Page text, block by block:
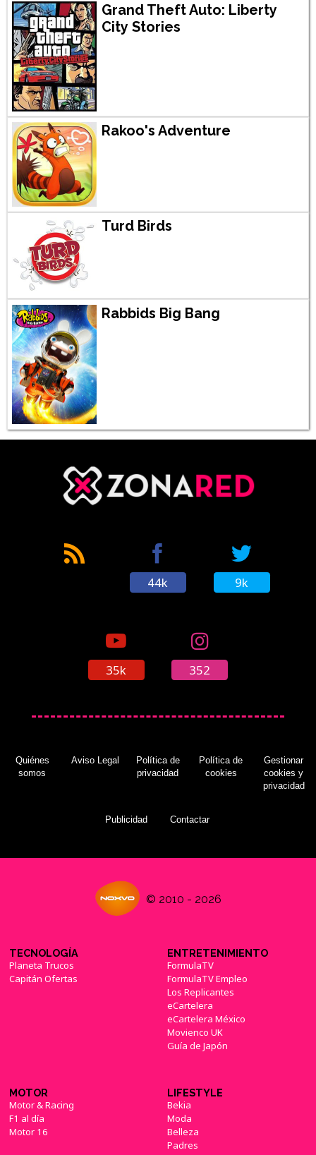
Grand Theft Auto: Liberty
City Stories
Rakoo's Adventure
Turd Birds
Rabbids Big Bang
44k 9k
35k 352
Quiénes
somos
Aviso Legal
Política de
privacidad
Política de
cookies
Gestionar
cookies y
privacidad
Publicidad Contactar
© 2010 - 2026
TECNOLOGÍA
Planeta Trucos
Capitán Ofertas
ENTRETENIMIENTO
FormulaTV
FormulaTV Empleo
Los Replicantes
eCartelera
eCartelera México
Movienco UK
Guía de Japón
MOTOR
Motor & Racing
F1 al día
Motor 16
LIFESTYLE
Bekia
Moda
Belleza
Padres